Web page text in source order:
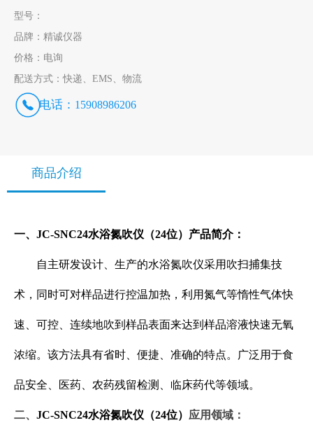
型号：
品牌： 精诚仪器
价格： 电询
配送方式：快递、EMS、物流
电话： 15908986206
商品介绍
一、JC-SNC24水浴氮吹仪（24位）产品简介：
自主研发设计、生产的水浴氮吹仪采用吹扫捕集技
术，同时可对样品进行控温加热，利用氮气等惰性气体快
速、可控、连续地吹到样品表面来达到样品溶液快速无氧
浓缩。该方法具有省时、便捷、准确的特点。广泛用于食
品安全、医药、农药残留检测、临床药代等领域。
二、 JC-SNC24水浴氮吹仪（24位） 应用领域：